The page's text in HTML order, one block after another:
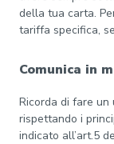
della tua carta.
tariffa specifica,
Comunica in
Ricorda di fare un
rispettando i
indicato all’art.5